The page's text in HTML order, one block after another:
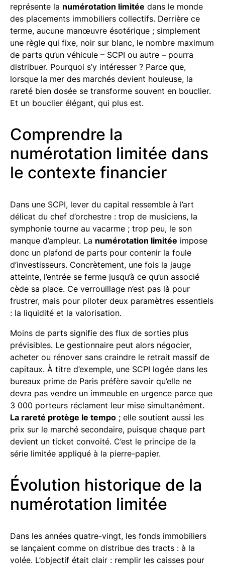
représente la numérotation limitée dans le monde
des placements immobiliers collectifs. Derrière ce
terme, aucune manœuvre ésotérique ; simplement
une règle qui fixe, noir sur blanc, le nombre maximum
de parts qu’un véhicule – SCPI ou autre – pourra
distribuer. Pourquoi s’y intéresser ? Parce que,
lorsque la mer des marchés devient houleuse, la
rareté bien dosée se transforme souvent en bouclier.
Et un bouclier élégant, qui plus est.
Comprendre la
numérotation limitée dans
le contexte financier
Dans une SCPI, lever du capital ressemble à l’art
délicat du chef d’orchestre : trop de musiciens, la
symphonie tourne au vacarme ; trop peu, le son
manque d’ampleur. La numérotation limitée impose
donc un plafond de parts pour contenir la foule
d’investisseurs. Concrètement, une fois la jauge
atteinte, l’entrée se ferme jusqu’à ce qu’un associé
cède sa place. Ce verrouillage n’est pas là pour
frustrer, mais pour piloter deux paramètres essentiels
: la liquidité et la valorisation.
Moins de parts signifie des flux de sorties plus
prévisibles. Le gestionnaire peut alors négocier,
acheter ou rénover sans craindre le retrait massif de
capitaux. À titre d’exemple, une SCPI logée dans les
bureaux prime de Paris préfère savoir qu’elle ne
devra pas vendre un immeuble en urgence parce que
3 000 porteurs réclament leur mise simultanément.
La rareté protège le tempo ; elle soutient aussi les
prix sur le marché secondaire, puisque chaque part
devient un ticket convoité. C’est le principe de la
série limitée appliqué à la pierre-papier.
Évolution historique de la
numérotation limitée
Dans les années quatre-vingt, les fonds immobiliers
se lançaient comme on distribue des tracts : à la
volée. L’objectif était clair : remplir les caisses pour